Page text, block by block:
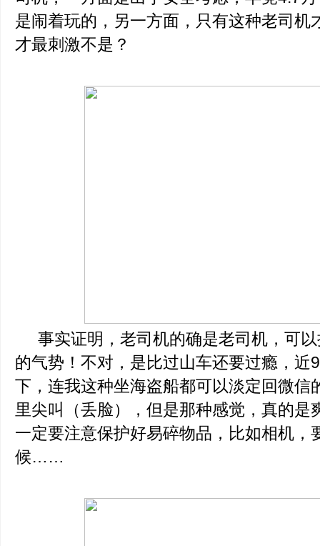
是闹着玩的，另一方面，只有这种老司机
才最刺激不是？
事实证明，老司机的确是老司机，可
的气势！不对，是比过山车还要过瘾，近
下，连我这种坐海盗船都可以淡定回微信
里尖叫（丢脸），但是那种感觉，真的是
一定要注意保护好易碎物品，比如相机，
候……